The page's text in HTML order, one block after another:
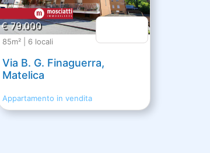
€ 79.000
85m² | 6 locali
Via B. G. Finaguerra,
Matelica
Appartamento in vendita